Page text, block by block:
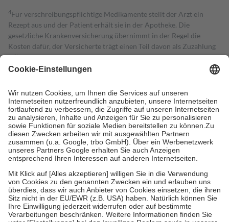
4Für verschreibungspflichtige Medikamente stellt der Arzt ein
Rezept aus und der Patient erhält sie in der Apotheke. Die
gesetzliche Krankenversicherung übernimmt in der Regel die
Kosten dafür, der Versicherte trägt einen Teil davon als Zuzahlung
mit.
Grundsätzlich leisten Mitglieder Zuzahlungen in Höhe von zehn
höchstens zehn Euro.
Es sind jedoch nie mehr als die tatsächlichen
Kosten der Leistung zu entrichten.
Diese Regeln gelten grundsätzlich auch für Online-Apotheken.
Bei Heilmitteln und häuslicher Krankenpflege beträgt die
Zuzahlung zehn Prozent der Kosten sowie zehn Euro je
Verordnung.
Um das Engagement der Versicherten für ihre eigene Gesundheit zu
stärken und die besondere Stellung der Familie zu unterstützen,
fallenkeine Zuzahlungenan bei:
• Kindern und Jugendlichen bis zum vollendeten 18. Lebensjahr
mit Ausnahme der Fahrkosten
• Untersuchungen zur Vorsorge und Früherkennung, die von der
GKV getragen werden